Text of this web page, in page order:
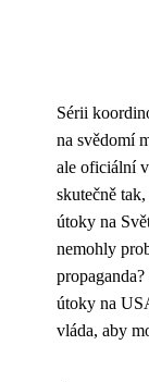
Sérii
na svědomí
ale oficiální
skutečně
útoky na
nemohly
útoky na
vláda, aby